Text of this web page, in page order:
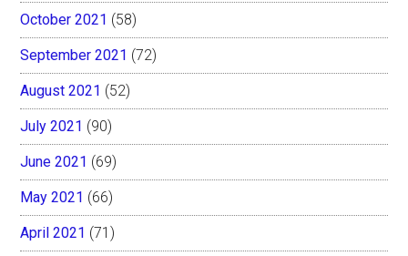
October 2021 (58)
September 2021 (72)
August 2021 (52)
July 2021 (90)
June 2021 (69)
May 2021 (66)
April 2021 (71)